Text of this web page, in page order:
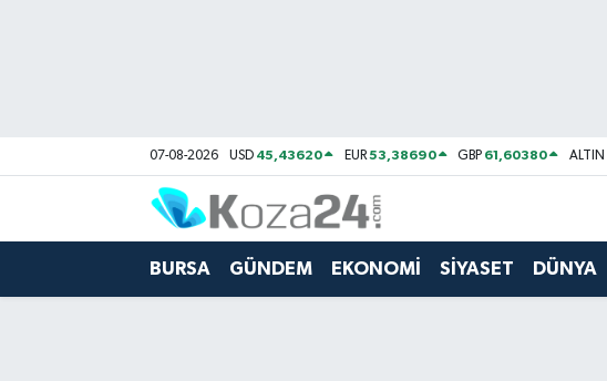
07-08-2026 USD 45,43620 EUR53,38690 GBP 61,60380 ALTIN
BURSA GÜNDEM EKONOMİ SİYASET DÜNYA
Bursa Namaz Vakitleri
Bursa Trafik Yoğunluk Haritası